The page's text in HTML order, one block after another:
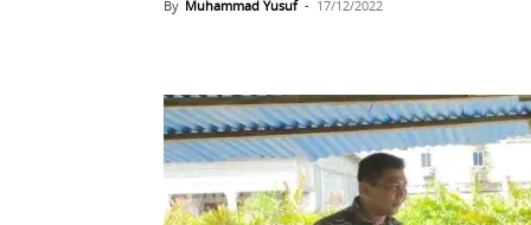
By Muhammad Yusuf - 17/12/2022